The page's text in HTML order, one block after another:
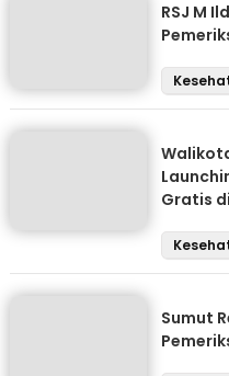
RSJ M
Gratis
Sumut